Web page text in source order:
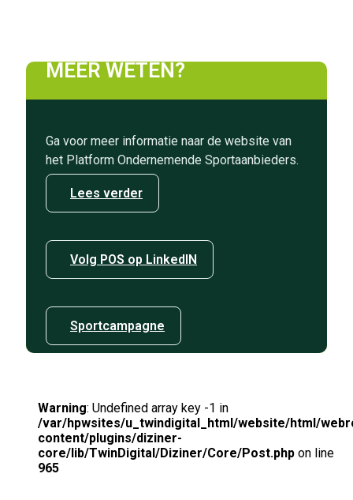
MEER WETEN?
Ga voor meer informatie naar de website van
het Platform Ondernemende Sportaanbieders.
Lees verder
Volg POS op LinkedIN
Sportcampagne
Warning: Undefined array key -1 in
/var/hpwsites/u_twindigital_html/website/html/
content/plugins/diziner-
core/lib/TwinDigital/Diziner/Core/Post.php on line
965